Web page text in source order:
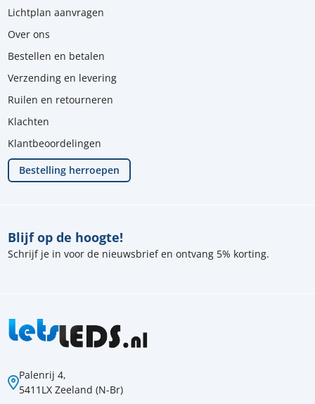
Palenrij 4,
5411LX Zeeland (N-Br)
Blijf op de hoogte!
Schrijf je in voor de nieuwsbrief en ontvang 5% korting.
Lichtplan aanvragen
Over ons
Bestellen en betalen
Verzending en levering
Ruilen en retourneren
Klachten
Klantbeoordelingen
Bestelling herroepen